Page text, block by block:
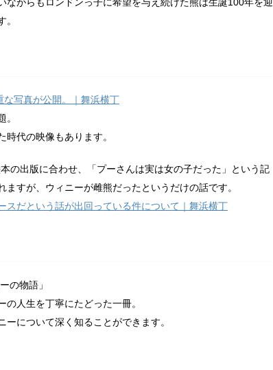
。
写真が公開。｜舞浜横丁
代の映像もあります。
の出版に合わせ、「プーさんは実は女の子だった」という記
すが、ウィニーが雌熊だったというだけの話です。
スだという話が出回っている件について｜舞浜横丁
の物語」
人生を丁寧にたどった一冊。
について深く知ることができます。